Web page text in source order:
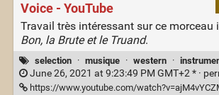
Voice - YouTube
Travail très intéressant sur ce morceau
Bon, la Brute et le Truand.
selection · musique · western ·
June 26, 2021 at 9:23:49 PM GMT+2 * ·
https://www.youtube.com/